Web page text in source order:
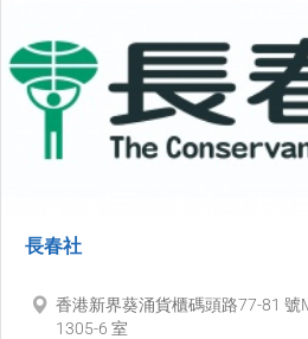
長春社
香港新界葵涌貨櫃碼頭路77-81 號
1305-6 室